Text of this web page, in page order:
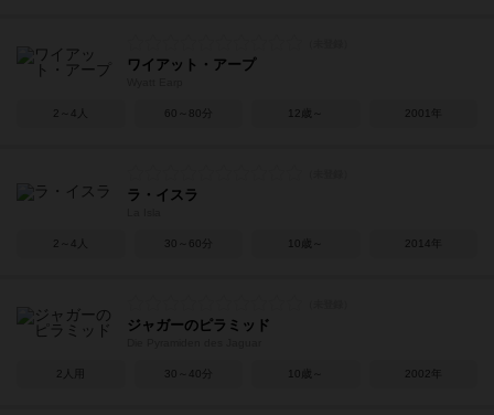
ワイアット・アープ
2～4人 60～80分 12歳～ 2001年
ラ・イスラ
2～4人 30～60分 10歳～ 2014年
ジャガーのピラミッド
2人用 30～40分 10歳～ 2002年